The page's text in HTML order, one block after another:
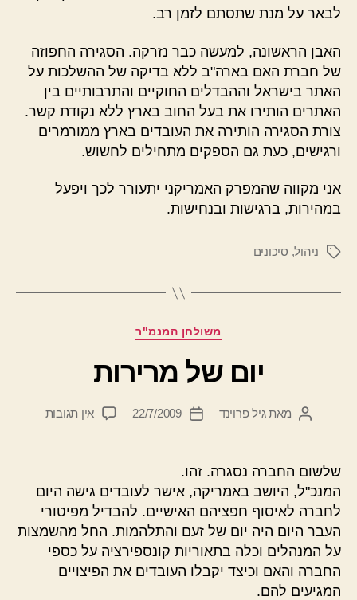
לבאר על מנת שתסתם לזמן רב.
האבן הראשונה, למעשה כבר נזרקה. הסגירה החפוזה
של חברת האם בארה"ב ללא בדיקה של ההשלכות על
האתר בישראל וההבדלים החוקיים והתרבותיים בין
האתרים הותירו את בעל החוב בארץ ללא נקודת קשר.
צורת הסגירה הותירה את העובדים בארץ ממורמרים
ורגישים, כעת גם הספקים מתחילים לחשוש.
אני מקווה שהמפרק האמריקני יתעורר לכך ויפעל
במהירות, ברגישות ובנחישות.
תגיותניהול, סיכונים
קטגוריות
משולחן המנמ"ר
יום של מרירות
המחבר
מאתגיל פרוינד
תאריך22/7/2009 אין תגובותעל
שלשום החברה נסגרה. זהו.
המנכ"ל, היושב באמריקה, אישר לעובדים גישה היום
לחברה לאיסוף חפציהם האישיים. להבדיל מפיטורי
העבר היום היה יום של זעם והתלהמות. החל מהשמצות
על המנהלים וכלה בתאוריות קונספירציה על כספי
החברה והאם וכיצד יקבלו העובדים את הפיצויים
המגיעים להם.